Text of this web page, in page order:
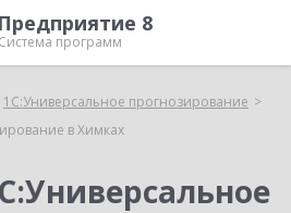
8
Система программ
1С:Универсальное прогнозирование
в Химках